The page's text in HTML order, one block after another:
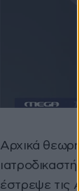
Αρχικά
ιατροδικαστή
έστρεψε τις